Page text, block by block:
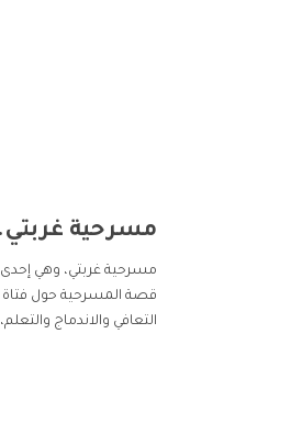
مسرحية
مسرحية غربتي، وهي إحدى
قصة المسرحية حول فتاة
التعافي والاندماج